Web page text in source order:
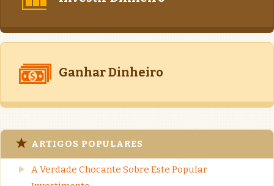
Ganhar Dinheiro
ARTIGOS POPULARES
A Verdade Chocante Sobre Este Popular